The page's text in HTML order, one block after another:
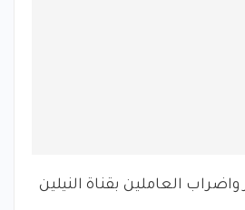
العاملين بقناة النيلين